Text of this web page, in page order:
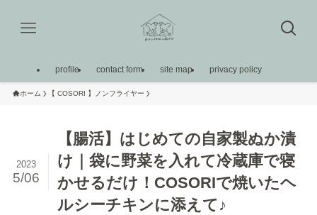
profile contact form site map privacy policy
ホーム 【 COSORI 】ノンフライヤー
【腸活】はじめての自家製ぬか漬
け｜袋に野菜を入れて冷蔵庫で寝
かせるだけ！COSORIで焼いたヘ
ルシーチキンに添えて♪
2023
5/06